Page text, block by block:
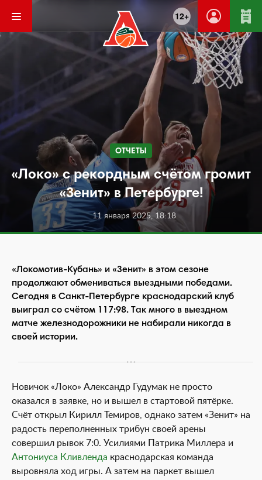
12+
ОТЧЕТЫ
«Локо» с рекордным счётом громит
«Зенит» в Петербурге!
11 января 2025, 18:18
«Локомотив-Кубань» и «Зенит» в этом сезоне
продолжают обмениваться выездными победами.
Сегодня в Санкт-Петербурге краснодарский клуб
выиграл со счётом 117:98. Так много в выездном
матче железнодорожники не набирали никогда в
своей истории.
Новичок «Локо» Александр Гудумак не просто
оказался в заявке, но и вышел в стартовой пятёрке.
Счёт открыл Кирилл Темиров, однако затем «Зенит» на
радость переполненных трибун своей арены
совершил рывок 7:0. Усилиями Патрика Миллера и
Антониуса Кливленда краснодарская команда
выровняла ход игры. А затем на паркет вышел